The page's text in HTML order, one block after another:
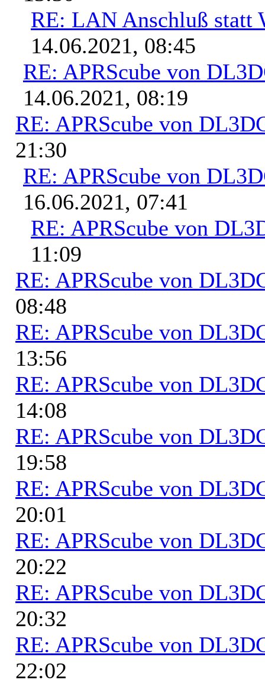
RE: LAN Anschluß statt
14.06.2021, 08:45
RE: APRScube von
14.06.2021, 08:19
RE: APRScube von
21:30
RE: APRScube von
16.06.2021, 07:41
RE: APRScube von
11:09
RE: APRScube von
08:48
RE: APRScube von
13:56
RE: APRScube von
14:08
RE: APRScube von
19:58
RE: APRScube von
20:01
RE: APRScube von
20:22
RE: APRScube von
20:32
RE: APRScube von
22:02